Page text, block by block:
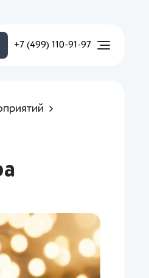
+7 (499) 110-91-97